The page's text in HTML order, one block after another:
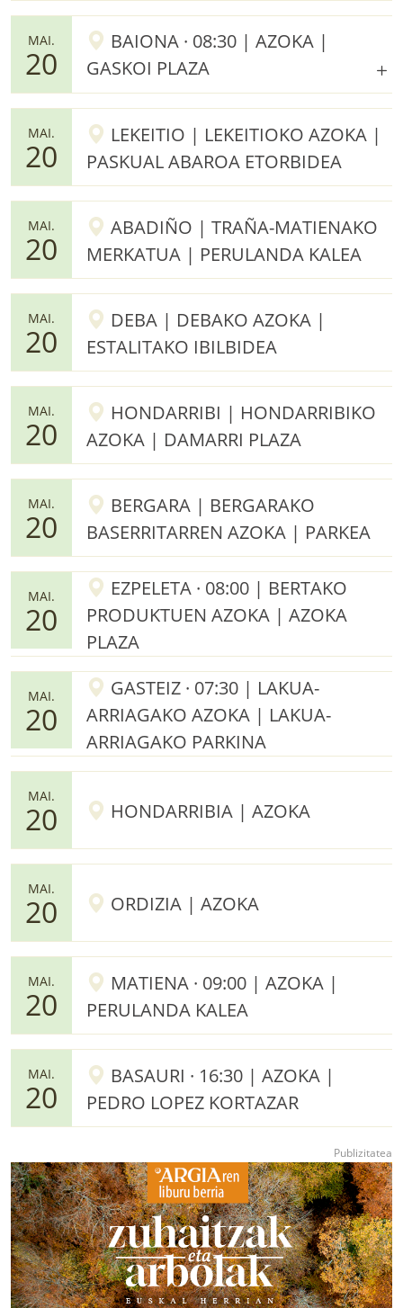
MAI.
20
BAIONA · 08:30 | AZOKA |
GASKOI PLAZA
MAI.
20
LEKEITIO | LEKEITIOKO AZOKA |
PASKUAL ABAROA ETORBIDEA
MAI.
20
ABADIÑO | TRAÑA-MATIENAKO
MERKATUA | PERULANDA KALEA
MAI.
20
DEBA | DEBAKO AZOKA |
ESTALITAKO IBILBIDEA
MAI.
20
HONDARRIBI | HONDARRIBIKO
AZOKA | DAMARRI PLAZA
MAI.
20
BERGARA | BERGARAKO
BASERRITARREN AZOKA | PARKEA
MAI.
20
EZPELETA · 08:00 | BERTAKO
PRODUKTUEN AZOKA | AZOKA
PLAZA
MAI.
20
GASTEIZ · 07:30 | LAKUA-
ARRIAGAKO AZOKA | LAKUA-
ARRIAGAKO PARKINA
MAI.
20 HONDARRIBIA | AZOKA
MAI.
20 ORDIZIA | AZOKA
MAI.
20
MATIENA · 09:00 | AZOKA |
PERULANDA KALEA
MAI.
20
BASAURI · 16:30 | AZOKA |
PEDRO LOPEZ KORTAZAR